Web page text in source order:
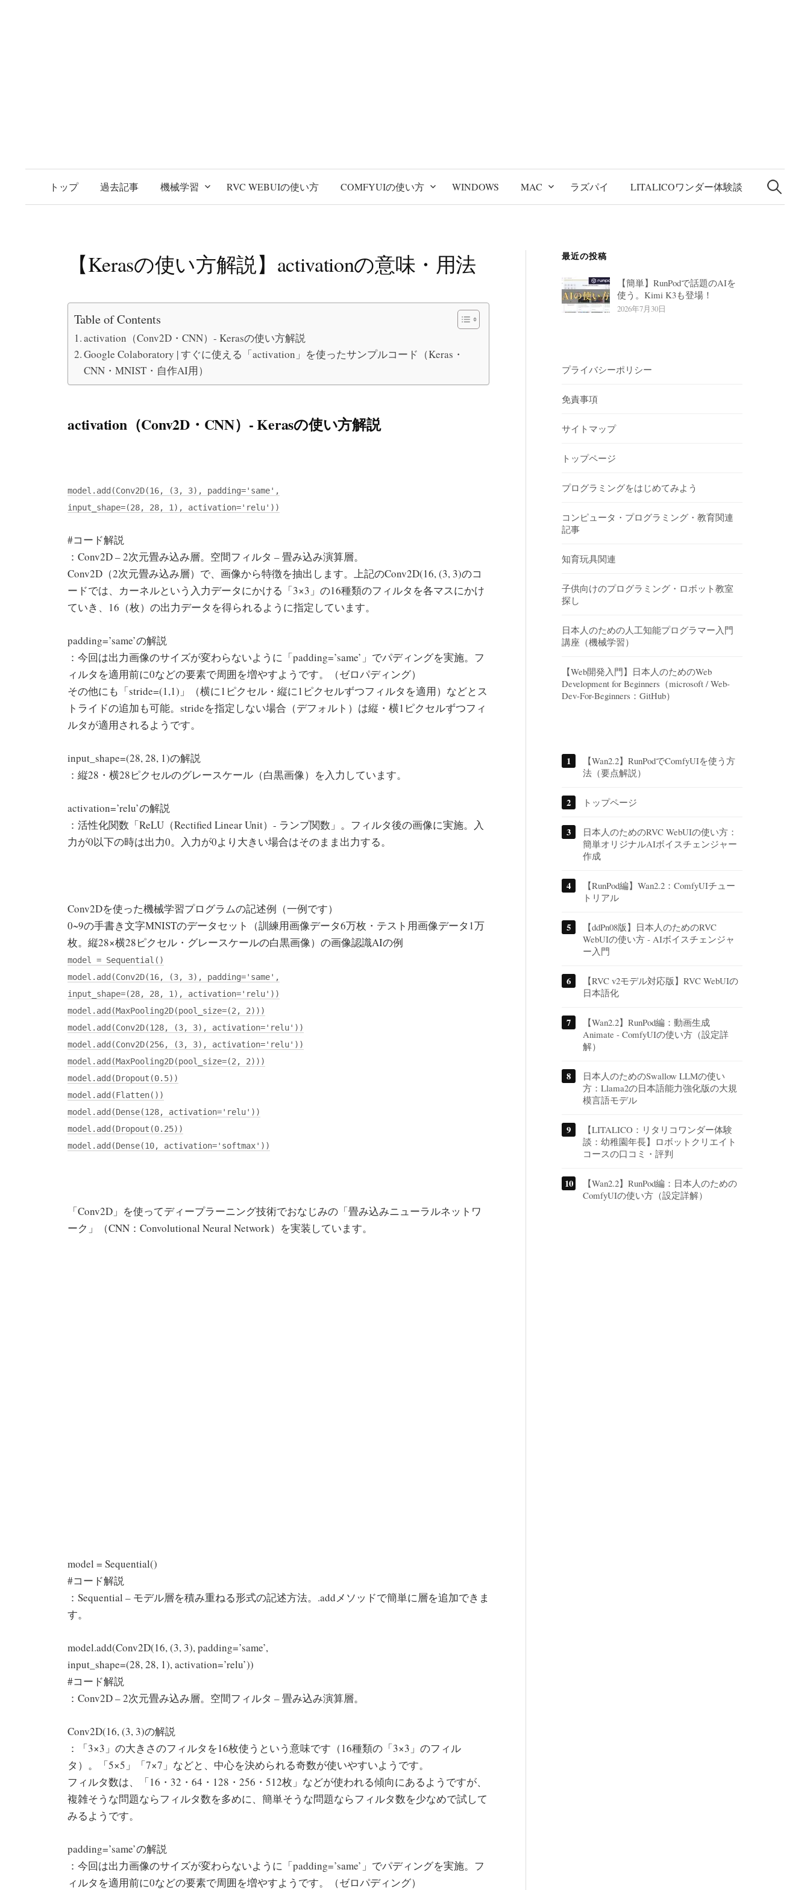
トップ 過去記事 機械学習 RVC WEBUIの使い方 COMFYUIの使い方 WINDOWS MAC ラズパイ LITALICOワンダー体験談
検
索:
【Kerasの使い方解説】activationの意味・用法
Table of Contents
activation（Conv2D・CNN）- Kerasの使い方解説
Google Colaboratory | すぐに使える「activation」を使ったサンプルコード（Keras・
CNN・MNIST・自作AI用）
activation（Conv2D・CNN）- Kerasの使い方解説
model.add(Conv2D(16, (3, 3), padding='same',
input_shape=(28, 28, 1), activation='relu'))
#コード解説
：Conv2D – 2次元畳み込み層。空間フィルタ – 畳み込み演算層。
Conv2D（2次元畳み込み層）で、画像から特徴を抽出します。上記のConv2D(16, (3, 3)のコ
ードでは、カーネルという入力データにかける「3×3」の16種類のフィルタを各マスにかけ
ていき、16（枚）の出力データを得られるように指定しています。
padding=’same’の解説
：今回は出力画像のサイズが変わらないように「padding=’same’」でパディングを実施。フ
ィルタを適用前に0などの要素で周囲を増やすようです。（ゼロパディング）
その他にも「stride=(1,1)」（横に1ピクセル・縦に1ピクセルずつフィルタを適用）などとス
トライドの追加も可能。strideを指定しない場合（デフォルト）は縦・横1ピクセルずつフィ
ルタが適用されるようです。
input_shape=(28, 28, 1)の解説
：縦28・横28ピクセルのグレースケール（白黒画像）を入力しています。
activation=’relu’の解説
：活性化関数「ReLU（Rectified Linear Unit）- ランプ関数」。フィルタ後の画像に実施。入
力が0以下の時は出力0。入力が0より大きい場合はそのまま出力する。
Conv2Dを使った機械学習プログラムの記述例（一例です）
0~9の手書き文字MNISTのデータセット（訓練用画像データ6万枚・テスト用画像データ1万
枚。縦28×横28ピクセル・グレースケールの白黒画像）の画像認識AIの例
model = Sequential()
model.add(Conv2D(16, (3, 3), padding='same',
input_shape=(28, 28, 1), activation='relu'))
model.add(MaxPooling2D(pool_size=(2, 2)))
model.add(Conv2D(128, (3, 3), activation='relu'))
model.add(Conv2D(256, (3, 3), activation='relu'))
model.add(MaxPooling2D(pool_size=(2, 2)))
model.add(Dropout(0.5))
model.add(Flatten())
model.add(Dense(128, activation='relu'))
model.add(Dropout(0.25))
model.add(Dense(10, activation='softmax'))
「Conv2D」を使ってディープラーニング技術でおなじみの「畳み込みニューラルネットワ
ーク」（CNN：Convolutional Neural Network）を実装しています。
model = Sequential()
#コード解説
：Sequential – モデル層を積み重ねる形式の記述方法。.addメソッドで簡単に層を追加できま
す。
model.add(Conv2D(16, (3, 3), padding=’same’,
input_shape=(28, 28, 1), activation=’relu’))
#コード解説
：Conv2D – 2次元畳み込み層。空間フィルタ – 畳み込み演算層。
Conv2D(16, (3, 3)の解説
：「3×3」の大きさのフィルタを16枚使うという意味です（16種類の「3×3」のフィル
タ）。「5×5」「7×7」などと、中心を決められる奇数が使いやすいようです。
フィルタ数は、「16・32・64・128・256・512枚」などが使われる傾向にあるようですが、
複雑そうな問題ならフィルタ数を多めに、簡単そうな問題ならフィルタ数を少なめで試して
みるようです。
padding=’same’の解説
：今回は出力画像のサイズが変わらないように「padding=’same’」でパディングを実施。フ
ィルタを適用前に0などの要素で周囲を増やすようです。（ゼロパディング）
最近の投稿
【簡単】RunPodで話題のAIを
使う。Kimi K3も登場！
2026年7月30日
プライバシーポリシー
免責事項
サイトマップ
トップページ
プログラミングをはじめてみよう
コンピュータ・プログラミング・教育関連
記事
知育玩具関連
子供向けのプログラミング・ロボット教室
探し
日本人のための人工知能プログラマー入門
講座（機械学習）
【Web開発入門】日本人のためのWeb
Development for Beginners（microsoft / Web-
Dev-For-Beginners：GitHub）
【Wan2.2】RunPodでComfyUIを使う方
法（要点解説）
トップページ
日本人のためのRVC WebUIの使い方：
簡単オリジナルAIボイスチェンジャー
作成
【RunPod編】Wan2.2：ComfyUIチュー
トリアル
【ddPn08版】日本人のためのRVC
WebUIの使い方 - AIボイスチェンジャ
ー入門
【RVC v2モデル対応版】RVC WebUIの
日本語化
【Wan2.2】RunPod編：動画生成
Animate - ComfyUIの使い方（設定詳
解）
日本人のためのSwallow LLMの使い
方：Llama2の日本語能力強化版の大規
模言語モデル
【LITALICO：リタリコワンダー体験
談：幼稚園年長】ロボットクリエイト
コースの口コミ・評判
【Wan2.2】RunPod編：日本人のための
ComfyUIの使い方（設定詳解）